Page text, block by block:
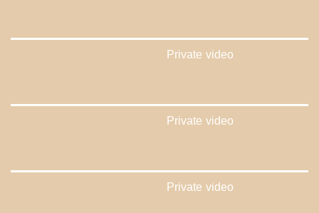
Private video
Private video
Private video